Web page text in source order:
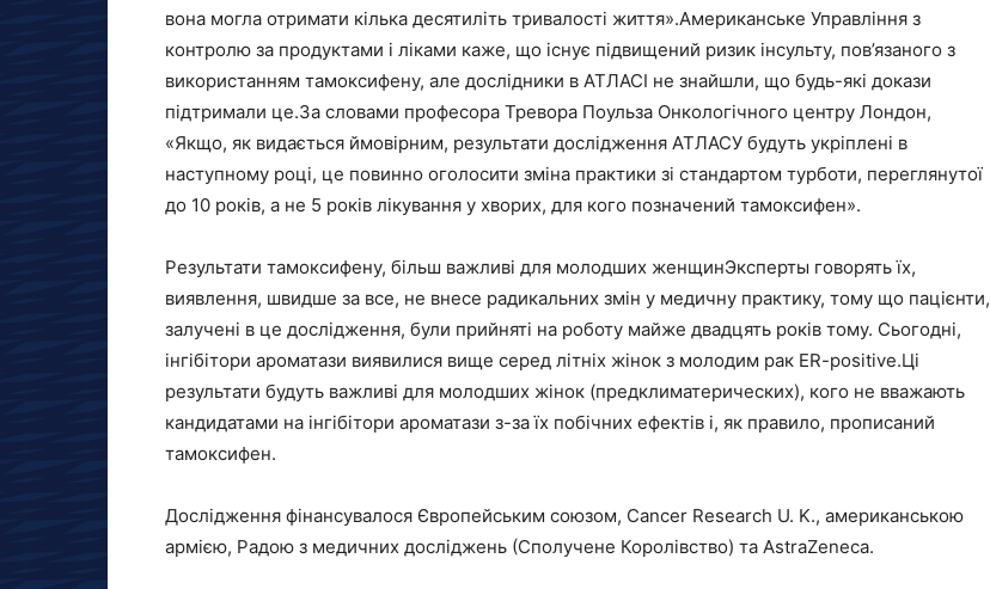
вона могла отримати кілька десятиліть тривалості життя».Американське Управління з
контролю за продуктами і ліками каже, що існує підвищений ризик інсульту, пов’язаного з
використанням тамоксифену, але дослідники в АТЛАСІ не знайшли, що будь-які докази
підтримали це.За словами професора Тревора Поульза Онкологічного центру Лондон,
«Якщо, як видається ймовірним, результати дослідження АТЛАСУ будуть укріплені в
наступному році, це повинно оголосити зміна практики зі стандартом турботи, переглянутої
до 10 років, а не 5 років лікування у хворих, для кого позначений тамоксифен».
Результати тамоксифену, більш важливі для молодших женщинЭксперты говорять їх,
виявлення, швидше за все, не внесе радикальних змін у медичну практику, тому що пацієнти,
залучені в це дослідження, були прийняті на роботу майже двадцять років тому. Сьогодні,
інгібітори ароматази виявилися вище серед літніх жінок з молодим рак ER-positive.Ці
результати будуть важливі для молодших жінок (предклиматерических), кого не вважають
кандидатами на інгібітори ароматази з-за їх побічних ефектів і, як правило, прописаний
тамоксифен.
Дослідження фінансувалося Європейським союзом, Cancer Research U. K., американською
армією, Радою з медичних досліджень (Сполучене Королівство) та AstraZeneca.